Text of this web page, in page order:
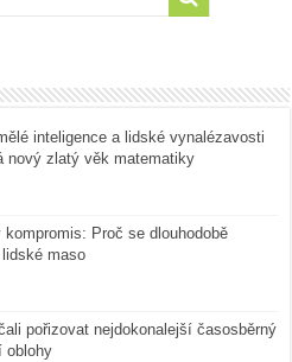
inteligence a lidské vynalézavosti
nový zlatý věk matematiky
kompromis: Proč se dlouhodobě
maso
pořizovat nejdokonalejší časosběrný
oblohy